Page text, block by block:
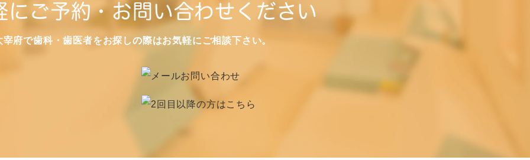
にご予約・お問い合わせください
宰府で歯科・歯医者をお探しの際はお気軽にご相談下さい。